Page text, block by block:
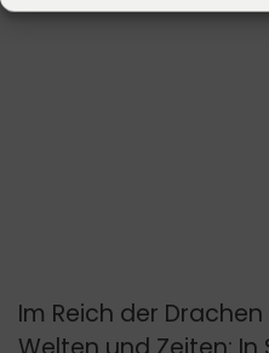
Im Reich der